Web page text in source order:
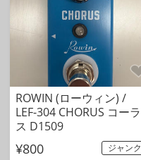
ROWIN (ローウィン) /
LEF-304 CHORUS コーラ
ス D1509
¥800 ジャンク